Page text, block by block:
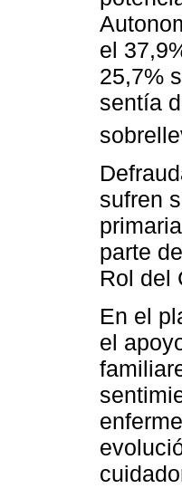
el
25,7%
sentía
sufren
parte
Rol del
En el
el